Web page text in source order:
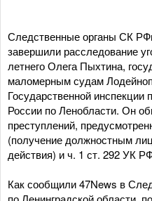
Следственные органы СК
завершили расследование
летнего Олега Пыхтина,
маломерным судам
Государственной
России по Ленобласти. Он
преступлений,
(получение должностным
действия) и ч. 1 ст. 292 УК
Как сообщили 47News в